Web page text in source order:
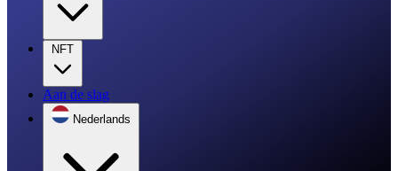
NFT
Aan de slag
Nederlands